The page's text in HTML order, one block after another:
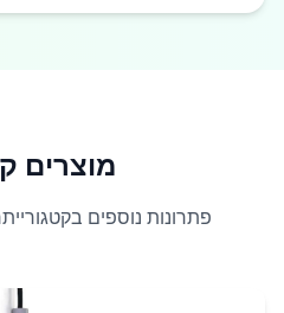
מוצרים
פתרונות נוספים